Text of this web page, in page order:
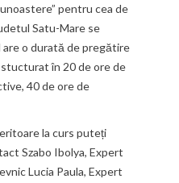
pentru cea de
Satu-Mare se
o durată de pregătire
în 20 de ore de
40 de ore de
la curs puteți
Szabo Ibolya, Expert
Lucia Paula, Expert